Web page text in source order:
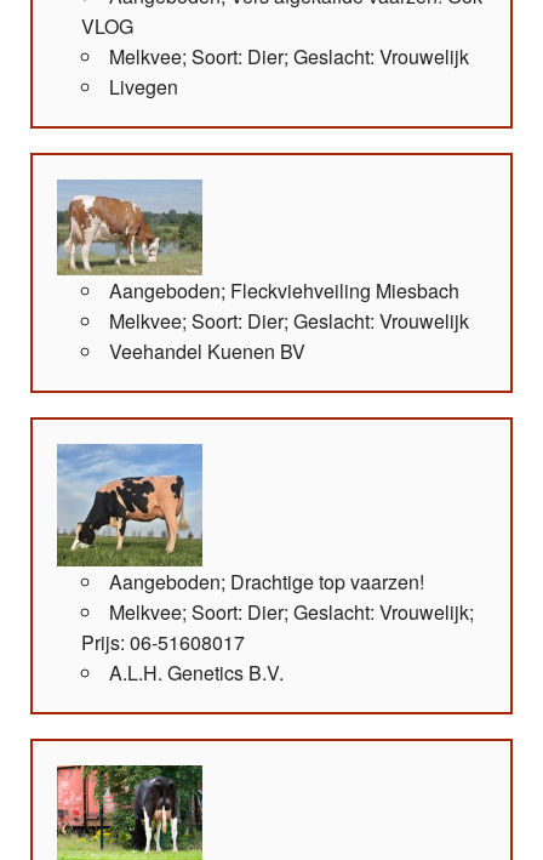
VLOG
Melkvee; Soort: Dier; Geslacht: Vrouwelijk
Livegen
Aangeboden; Fleckviehveiling Miesbach
Melkvee; Soort: Dier; Geslacht: Vrouwelijk
Veehandel Kuenen BV
Aangeboden; Drachtige top vaarzen!
Melkvee; Soort: Dier; Geslacht: Vrouwelijk;
Prijs: 06-51608017
A.L.H. Genetics B.V.